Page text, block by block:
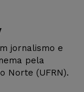
jornalismo e
pela
Norte (UFRN).